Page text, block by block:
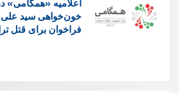
اعلامیه «همگامی»
خون‌خواهی سید علی
فراخوان برای قتل